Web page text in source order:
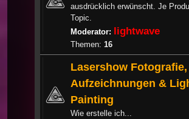
ausdrücklich erwünscht. Je
Topic.
Moderator: lightwave
Themen: 16
Lasershow
Aufzeichnungen &
Painting
Wie erstelle ich...